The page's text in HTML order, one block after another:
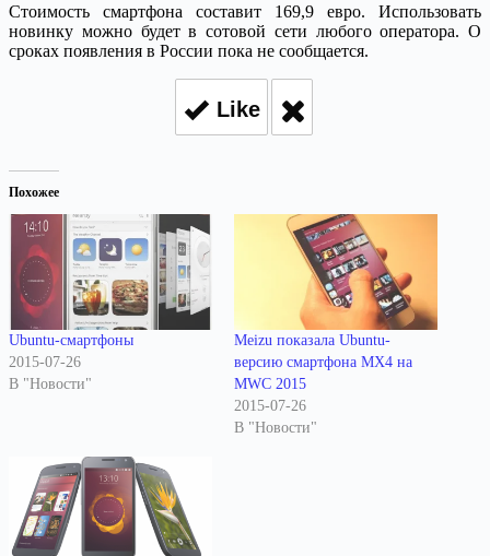
Стоимость смартфона составит 169,9 евро. Использовать
новинку можно будет в сотовой сети любого оператора. О
сроках появления в России пока не сообщается.
Like
Похожее
Ubuntu-смартфоны
2015-07-26
В "Новости"
Meizu показала Ubuntu-
версию смартфона MX4 на
MWC 2015
2015-07-26
В "Новости"